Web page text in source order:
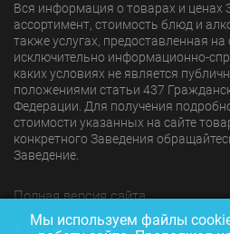
Вся информация о товарах и ценах
ассортимент, стоимость блюд и
также услугах, предоставленная на
исключительно информационно-
каких условиях не является
положениями статьи 437
Федерации. Для получения
стоимости указанных на сайте
конкретного Заведения
Заведение.
Полная версия сайта
© 2026 Ресторан.Ru
Мы используем файлы